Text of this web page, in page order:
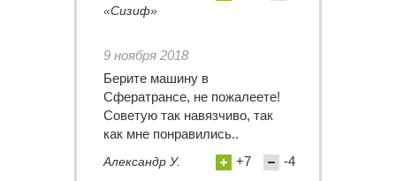
«Сизиф»
9 ноября 2018
Берите машину в
Сфератрансе, не пожалеете!
Советую так навязчиво, так
как мне понравились..
Александр У. +7 -4